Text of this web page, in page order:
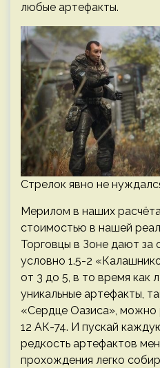
любые артефакты.
Стрелок явно не
Мерилом в наших
стоимостью в нашей
Торговцы в Зоне дают за
условно 1.5-2
от 3 до 5, в то время как
уникальные артефакты,
«Сердце Оазиса», можно
12 АК-74. И пускай
редкость артефактов
прохождения легко